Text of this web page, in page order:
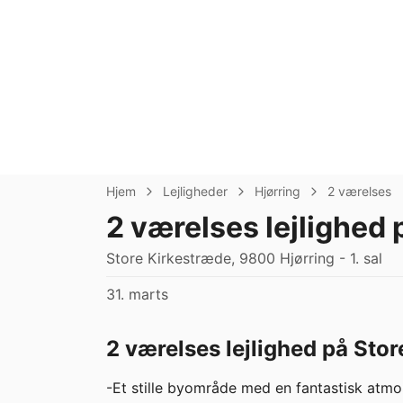
Hjem Lejligheder Hjørring 2 værelses
2 værelses lejlighed
Store Kirkestræde, 9800 Hjørring - 1. sal
31. marts
2 værelses lejlighed på
-Et stille byområde med en fantastisk